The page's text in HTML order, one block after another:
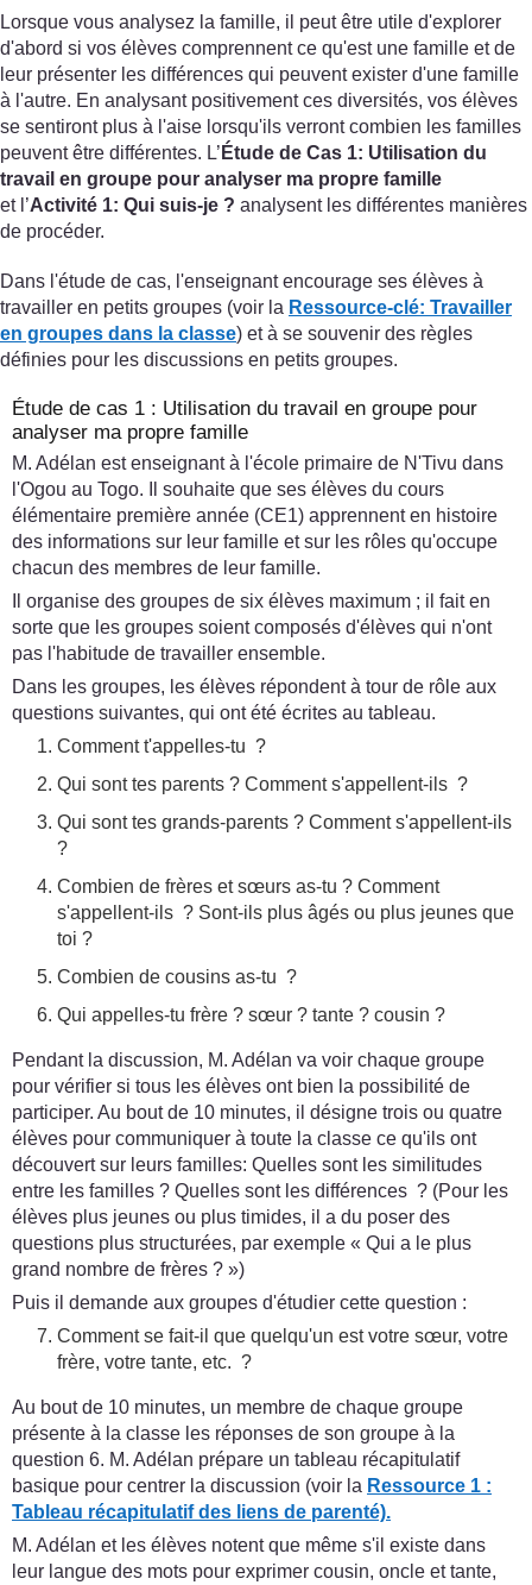
Lorsque vous analysez la famille, il peut être utile d'explorer
d'abord si vos élèves comprennent ce qu'est une famille et de
leur présenter les différences qui peuvent exister d'une famille
à l'autre. En analysant positivement ces diversités, vos élèves
se sentiront plus à l'aise lorsqu'ils verront combien les familles
peuvent être différentes. L’ Étude de Cas 1: Utilisation du
travail en groupe pour analyser ma propre famille
et l’Activité 1: Qui suis-je ? analysent les différentes manières
de procéder.
Dans l'étude de cas, l'enseignant encourage ses élèves à
travailler en petits groupes (voir la Ressource-clé: Travailler
en groupes dans la classe) et à se souvenir des règles
définies pour les discussions en petits groupes.
Étude de cas 1 : Utilisation du travail en groupe pour
analyser ma propre famille
M. Adélan est enseignant à l'école primaire de N'Tivu dans
l'Ogou au Togo. Il souhaite que ses élèves du cours
élémentaire première année (CE1) apprennent en histoire
des informations sur leur famille et sur les rôles qu'occupe
chacun des membres de leur famille.
Il organise des groupes de six élèves maximum ; il fait en
sorte que les groupes soient composés d'élèves qui n'ont
pas l'habitude de travailler ensemble.
Dans les groupes, les élèves répondent à tour de rôle aux
questions suivantes, qui ont été écrites au tableau.
Comment t'appelles-tu ?
Qui sont tes parents ? Comment s'appellent-ils ?
Qui sont tes grands-parents ? Comment s'appellent-ils
?
Combien de frères et sœurs as-tu ? Comment
s'appellent-ils ? Sont-ils plus âgés ou plus jeunes que
toi ?
Combien de cousins as-tu ?
Qui appelles-tu frère ? sœur ? tante ? cousin ?
Pendant la discussion, M. Adélan va voir chaque groupe
pour vérifier si tous les élèves ont bien la possibilité de
participer. Au bout de 10 minutes, il désigne trois ou quatre
élèves pour communiquer à toute la classe ce qu'ils ont
découvert sur leurs familles: Quelles sont les similitudes
entre les familles ? Quelles sont les différences ? (Pour les
élèves plus jeunes ou plus timides, il a du poser des
questions plus structurées, par exemple « Qui a le plus
grand nombre de frères ? »)
Puis il demande aux groupes d'étudier cette question :
Comment se fait-il que quelqu'un est votre sœur, votre
frère, votre tante, etc. ?
Au bout de 10 minutes, un membre de chaque groupe
présente à la classe les réponses de son groupe à la
question 6. M. Adélan prépare un tableau récapitulatif
basique pour centrer la discussion (voir la Ressource 1 :
Tableau récapitulatif des liens de parenté).
M. Adélan et les élèves notent que même s'il existe dans
leur langue des mots pour exprimer cousin, oncle et tante,